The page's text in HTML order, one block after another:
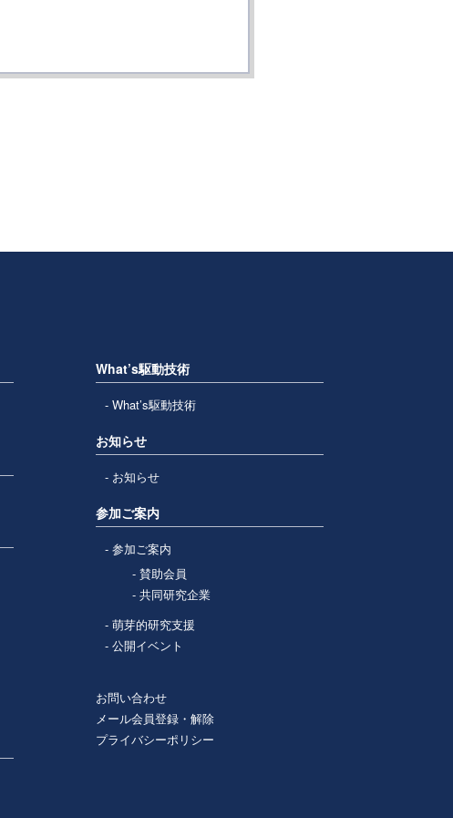
What’s駆動技術
What’s駆動技術
お知らせ
お知らせ
参加ご案内
参加ご案内
賛助会員
共同研究企業
萌芽的研究支援
公開イベント
お問い合わせ
メール会員登録・解除
プライバシーポリシー